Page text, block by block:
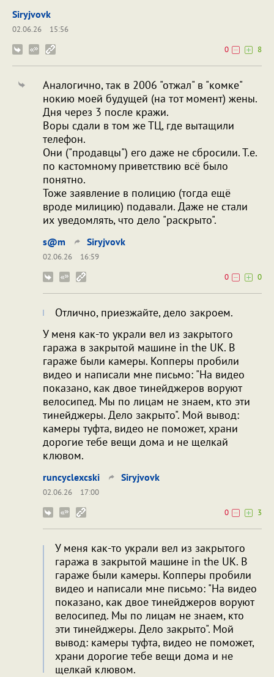
Siryjvovk
02.06.26
15:56
0
8
Аналогично, так в 2006 "отжал" в "комке"
нокию моей будущей (на тот момент) жены.
Дня через 3 после кражи.
Воры сдали в том же ТЦ, где вытащили
телефон.
Они ("продавцы") его даже не сбросили. Т.е.
по кастомному приветствию всё было
понятно.
Тоже заявление в полицию (тогда ещё
вроде милицию) подавали. Даже не стали
их уведомлять, что дело "раскрыто".
s@m Siryjvovk
02.06.26
16:59
0
0
Отлично, приезжайте, дело закроем.
У меня как-то украли вел из закрытого
гаража в закрытой машине in the UK. В
гараже были камеры. Копперы пробили
видео и написали мне письмо: "На видео
показано, как двое тинейджеров воруют
велосипед. Мы по лицам не знаем, кто эти
тинейджеры. Дело закрыто". Мой вывод:
камеры туфта, видео не поможет, храни
дорогие тебе вещи дома и не щелкай
клювом.
runcyclexcski Siryjvovk
02.06.26
17:00
0
3
У меня как-то украли вел из закрытого
гаража в закрытой машине in the UK. В
гараже были камеры. Копперы пробили
видео и написали мне письмо: "На видео
показано, как двое тинейджеров воруют
велосипед. Мы по лицам не знаем, кто
эти тинейджеры. Дело закрыто". Мой
вывод: камеры туфта, видео не поможет,
храни дорогие тебе вещи дома и не
щелкай клювом.